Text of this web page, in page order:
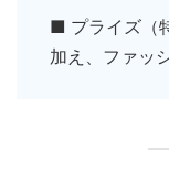
■ プライズ（
加え、ファッ